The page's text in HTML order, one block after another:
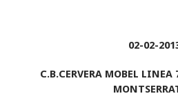
02-02-
C.B.CERVERA MOBEL LINEA